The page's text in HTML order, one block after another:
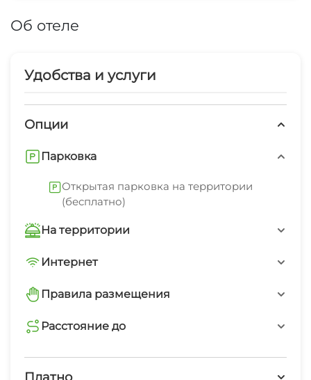
Об отеле
Удобства и услуги
Опции
Парковка
Открытая парковка на территории
(бесплатно)
На территории
Трансфер платно
Интернет Wi-Fi
Автостоянка
Дети любого возраста
Интернет
Wi-Fi интернет на всей территории
Правила размещения
запрещено курить в номерах
Расстояние до
пляж песчаный